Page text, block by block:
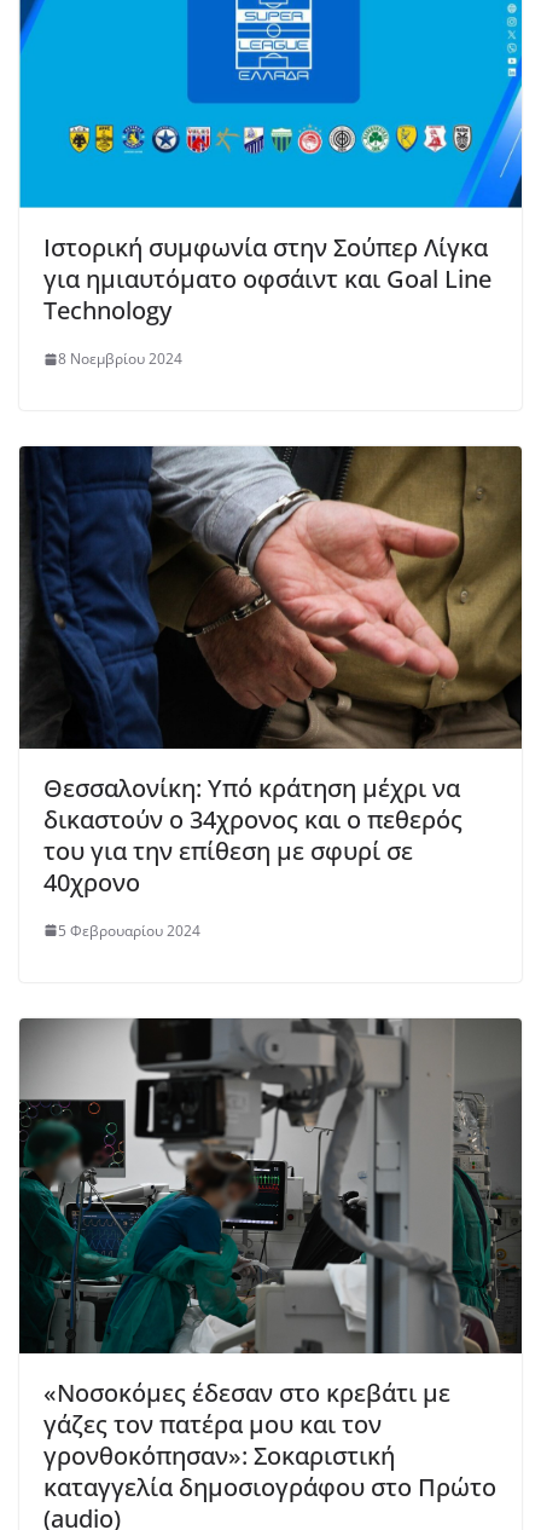
Ιστορική συμφωνία στην Σούπερ Λίγκα
για ημιαυτόματο οφσάιντ και Goal Line
Technology
8 Νοεμβρίου 2024
Θεσσαλονίκη: Υπό κράτηση μέχρι να
δικαστούν ο 34χρονος και ο πεθερός
του για την επίθεση με σφυρί σε
40χρονο
5 Φεβρουαρίου 2024
«Νοσοκόμες έδεσαν στο κρεβάτι με
γάζες τον πατέρα μου και τον
γρονθοκόπησαν»: Σοκαριστική
καταγγελία δημοσιογράφου στο Πρώτο
(audio)